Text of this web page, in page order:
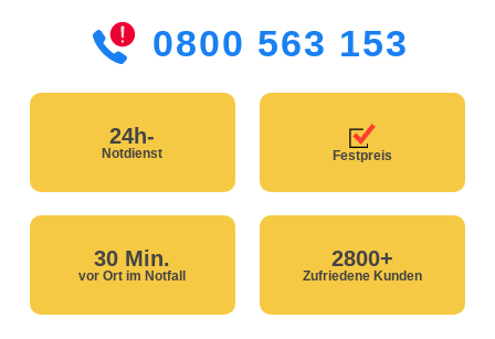
0800 563 153
24h-
Notdienst Festpreis
30 Min.
vor Ort im Notfall
2800+
Zufriedene Kunden